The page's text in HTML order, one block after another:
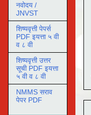
नवोदय /
JNVST
शिष्यवृत्ती पेपर्स
PDF इयत्ता ५ वी
व ८ वी
शिष्यवृत्ती उत्तर
सूची PDF इयत्ता
५ वी व ८ वी
NMMS सराव
पेपर PDF